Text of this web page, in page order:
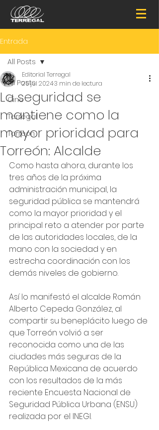
Entrada
All Posts
Cine
Terregal
Torreón
All Posts
La seguridad se
mantiene como la
mayor prioridad para
Torreón: Alcalde
Editorial Terregal
25 jul 20243 min de lectura
Como hasta ahora, durante los
tres años de la próxima
administración municipal, la
seguridad pública se mantendrá
como la mayor prioridad y el
principal reto a atender por parte
de las autoridades locales, de la
mano con la sociedad y en
estrecha coordinación con los
demás niveles de gobierno.
Así lo manifestó el alcalde Román
Alberto Cepeda González, al
compartir su beneplácito luego de
que Torreón volvió a ser
reconocida como una de las
ciudades más seguras de la
República Mexicana de acuerdo
con los resultados de la más
reciente Encuesta Nacional de
Seguridad Pública Urbana (ENSU)
realizada por el INEGI.